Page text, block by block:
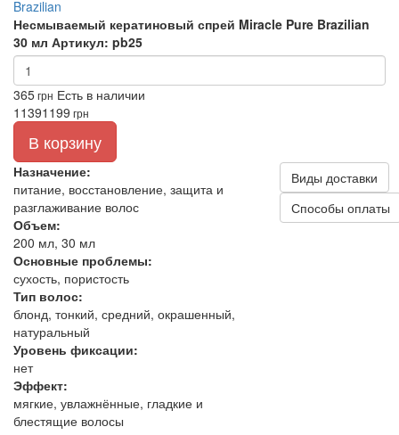
Несмываемый кератиновый спрей Miracle Pure Brazilian
30 мл Артикул: pb25
365грн Есть в наличии
11391199 грн
В корзину
Назначение:
питание, восстановление, защита и
разглаживание волос
Объем:
200 мл, 30 мл
Основные проблемы:
сухость, пористость
Тип волос:
блонд, тонкий, средний, окрашенный,
натуральный
Уровень фиксации:
нет
Эффект:
мягкие, увлажнённые, гладкие и
блестящие волосы
Виды доставки
Способы оплаты